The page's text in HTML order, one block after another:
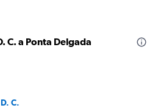
C. a Ponta Delgada
C.